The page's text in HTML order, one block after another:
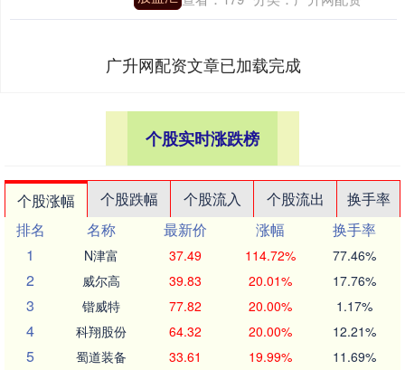
广升网配资文章已加载完成
个股实时涨跌榜
个股涨幅 个股跌幅 个股流入 个股流出
换手率
排名
名称 最新价 涨幅
换手率
1
N津富 37.49 114.72% 77.46%
2 威尔高 39.83 20.01% 17.76%
3 锴威特 77.82 20.00% 1.17%
4 科翔股份 64.32 20.00% 12.21%
5 蜀道装备 33.61 19.99% 11.69%